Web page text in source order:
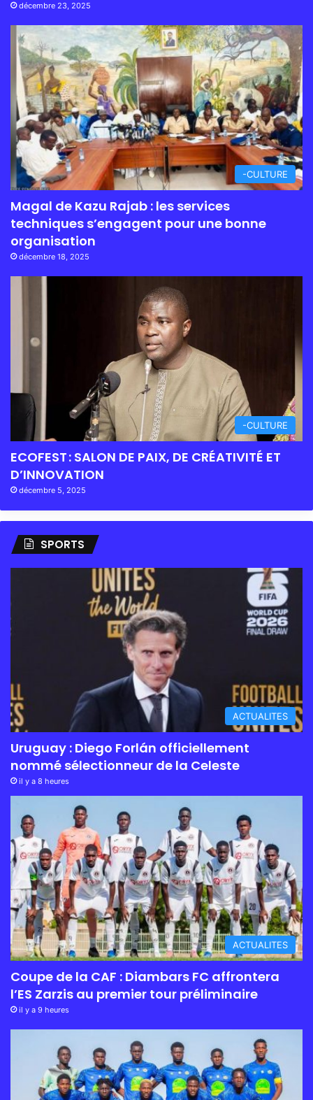
décembre 23, 2025
-CULTURE
Magal de Kazu Rajab : les services
techniques s’engagent pour une bonne
organisation
décembre 18, 2025
-CULTURE
ECOFEST : SALON DE PAIX, DE CRÉATIVITÉ ET
D’INNOVATION
décembre 5, 2025
SPORTS
ACTUALITES
Uruguay : Diego Forlán officiellement
nommé sélectionneur de la Celeste
il y a 8 heures
ACTUALITES
Coupe de la CAF : Diambars FC affrontera
l’ES Zarzis au premier tour préliminaire
il y a 9 heures